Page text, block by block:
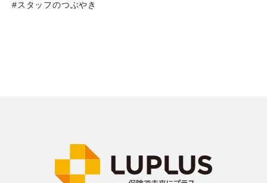
#スタッフのつぶやき